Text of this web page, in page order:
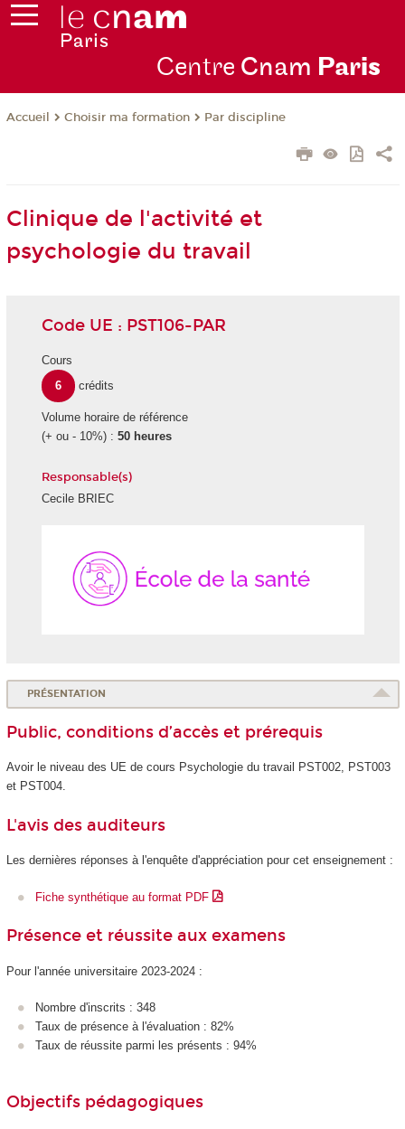
Centre Cnam Paris
Accueil Choisir ma formation Par discipline
Clinique de l'activité et
psychologie du travail
Code UE : PST106-PAR
Cours
6
crédits
Volume horaire de référence
(+ ou - 10%) : 50 heures
Responsable(s)
Cecile BRIEC
PRÉSENTATION
Public, conditions d’accès et prérequis
Avoir le niveau des UE de cours Psychologie du travail PST002, PST003
et PST004.
L'avis des auditeurs
Les dernières réponses à l'enquête d'appréciation pour cet enseignement :
Fiche synthétique au format PDF
Présence et réussite aux examens
Pour l'année universitaire 2023-2024 :
Nombre d'inscrits : 348
Taux de présence à l'évaluation : 82%
Taux de réussite parmi les présents : 94%
Objectifs pédagogiques